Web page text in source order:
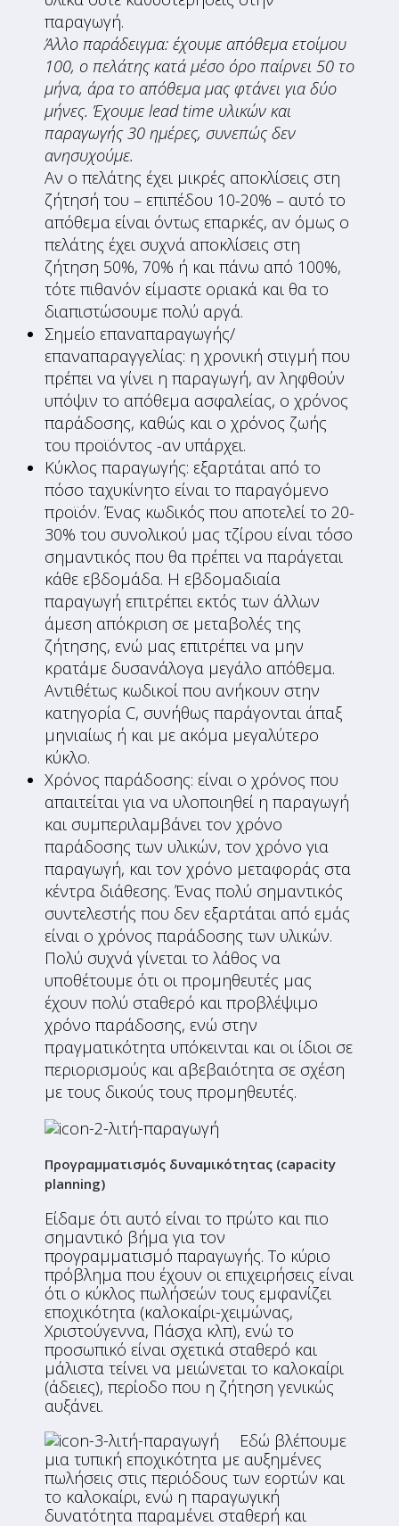
παραγωγή.
Άλλο παράδειγμα: έχουμε απόθεμα ετοίμου
100, ο πελάτης κατά μέσο όρο παίρνει 50 το
μήνα, άρα το απόθεμα μας φτάνει για δύο
μήνες. Έχουμε lead time υλικών και
παραγωγής 30 ημέρες, συνεπώς δεν
ανησυχούμε.
Αν ο πελάτης έχει μικρές αποκλίσεις στη
ζήτησή του – επιπέδου 10-20% – αυτό το
απόθεμα είναι όντως επαρκές, αν όμως ο
πελάτης έχει συχνά αποκλίσεις στη
ζήτηση 50%, 70% ή και πάνω από 100%,
τότε πιθανόν είμαστε οριακά και θα το
διαπιστώσουμε πολύ αργά.
Σημείο επαναπαραγωγής/
επαναπαραγγελίας: η χρονική στιγμή που
πρέπει να γίνει η παραγωγή, αν ληφθούν
υπόψιν το απόθεμα ασφαλείας, ο χρόνος
παράδοσης, καθώς και ο χρόνος ζωής
του προϊόντος -αν υπάρχει.
Κύκλος παραγωγής: εξαρτάται από το
πόσο ταχυκίνητο είναι το παραγόμενο
προϊόν. Ένας κωδικός που αποτελεί το 20-
30% του συνολικού μας τζίρου είναι τόσο
σημαντικός που θα πρέπει να παράγεται
κάθε εβδομάδα. Η εβδομαδιαία
παραγωγή επιτρέπει εκτός των άλλων
άμεση απόκριση σε μεταβολές της
ζήτησης, ενώ μας επιτρέπει να μην
κρατάμε δυσανάλογα μεγάλο απόθεμα.
Αντιθέτως κωδικοί που ανήκουν στην
κατηγορία C, συνήθως παράγονται άπαξ
μηνιαίως ή και με ακόμα μεγαλύτερο
κύκλο.
Χρόνος παράδοσης: είναι ο χρόνος που
απαιτείται για να υλοποιηθεί η παραγωγή
και συμπεριλαμβάνει τον χρόνο
παράδοσης των υλικών, τον χρόνο για
παραγωγή, και τον χρόνο μεταφοράς στα
κέντρα διάθεσης. Ένας πολύ σημαντικός
συντελεστής που δεν εξαρτάται από εμάς
είναι ο χρόνος παράδοσης των υλικών.
Πολύ συχνά γίνεται το λάθος να
υποθέτουμε ότι οι προμηθευτές μας
έχουν πολύ σταθερό και προβλέψιμο
χρόνο παράδοσης, ενώ στην
πραγματικότητα υπόκεινται και οι ίδιοι σε
περιορισμούς και αβεβαιότητα σε σχέση
με τους δικούς τους προμηθευτές.
Προγραμματισμός δυναμικότητας (capacity
planning)
Είδαμε ότι αυτό είναι το πρώτο και πιο
σημαντικό βήμα για τον
προγραμματισμό παραγωγής. Το κύριο
πρόβλημα που έχουν οι επιχειρήσεις είναι
ότι ο κύκλος πωλήσεών τους εμφανίζει
εποχικότητα (καλοκαίρι-χειμώνας,
Χριστούγεννα, Πάσχα κλπ), ενώ το
προσωπικό είναι σχετικά σταθερό και
μάλιστα τείνει να μειώνεται το καλοκαίρι
(άδειες), περίοδο που η ζήτηση γενικώς
αυξάνει.
Εδώ βλέπουμε
μια τυπική εποχικότητα με αυξημένες
πωλήσεις στις περιόδους των εορτών και
το καλοκαίρι, ενώ η παραγωγική
δυνατότητα παραμένει σταθερή και